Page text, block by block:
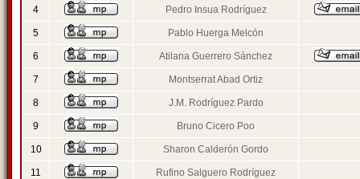
4 Pedro Insua Rodríguez
5 Pablo Huerga Melcón
6 Atilana Guerrero Sánchez
7 Montserrat Abad Ortiz
8 J.M. Rodríguez Pardo
9 Bruno Cicero Poo
10 Sharon Calderón Gordo
11 Rufino Salguero Rodríguez